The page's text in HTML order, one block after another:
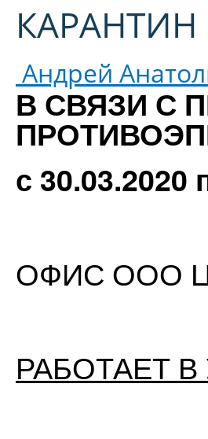
КАРАНТИН
Андрей
В СВЯЗИ С
с 30.03.2020
ОФИС ООО
РАБОТАЕТ